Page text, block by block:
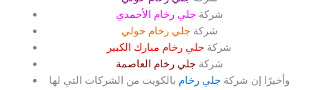
شركةجلي رخام الأحمدي
شركةجلي رخام حولي
شركة جلي رخام مبارك الكبير
شركةجلي رخام العاصمة
وأخيرًا إن شركة جلي رخام بالكويت من الشركات التي لها